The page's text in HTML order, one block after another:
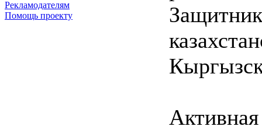
Рекламодателям
Помощь проекту